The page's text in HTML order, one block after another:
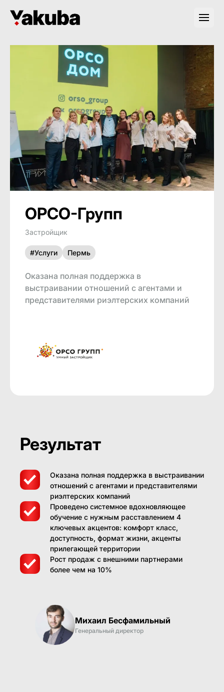
ОРСО-Групп
Застройщик
#Услуги Пермь
Оказана полная поддержка в
выстраивании отношений с агентами и
представителями риэлтерских компаний
Результат
Оказана полная поддержка в выстраивании
отношений с агентами и представителями
риэлтерских компаний
Проведено системное вдохновляющее
обучение с нужным расставлением 4
ключевых акцентов: комфорт класс,
доступность, формат жизни, акценты
прилегающей территории
Рост продаж с внешними партнерами
более чем на 10%
Михаил Бесфамильный
Генеральный директор